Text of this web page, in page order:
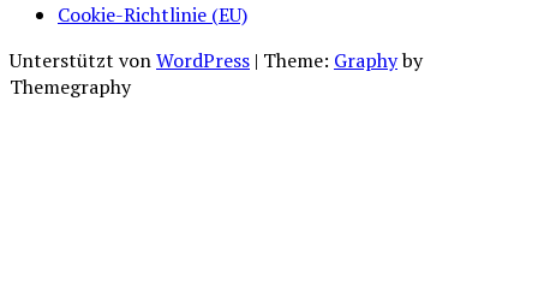
Cookie-Richtlinie (EU)
Unterstützt vonWordPress | Theme: Graphyby
Themegraphy